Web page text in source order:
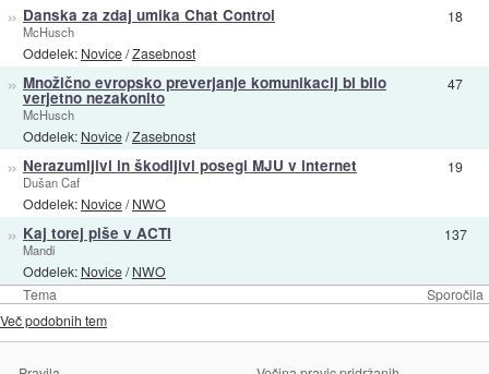
Tema Sporočila
» Danska za zdaj umika Chat Control
McHusch
Oddelek: Novice/Zasebnost
18
» Množično evropsko preverjanje komunikacij bi bilo
verjetno nezakonito
McHusch
Oddelek: Novice/Zasebnost
47
» Nerazumljivi in škodljivi posegi MJU v internet
Dušan Caf
Oddelek: Novice/NWO
19
» Kaj torej piše v ACTI
Mandi
Oddelek: Novice/NWO
137
Več podobnih tem